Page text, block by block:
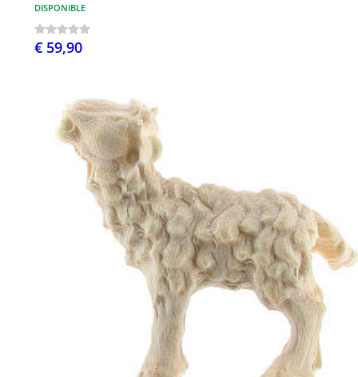
DISPONIBLE
€ 59,90